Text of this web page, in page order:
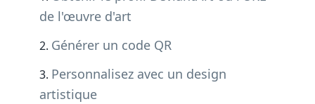
de l'œuvre d'art
Générer un code QR
Personnalisez avec un design
artistique